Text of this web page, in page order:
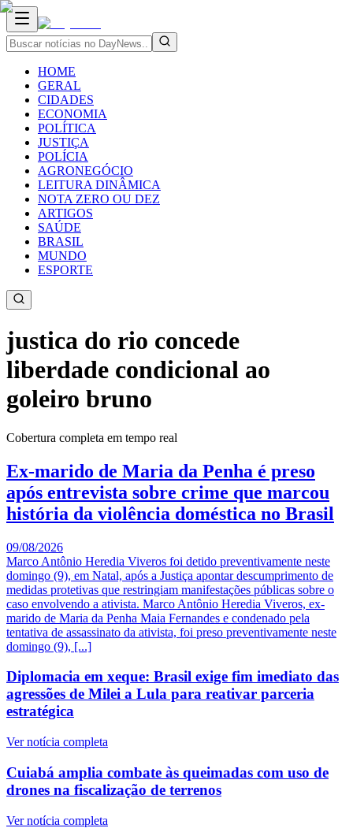
HOME
GERAL
CIDADES
ECONOMIA
POLÍTICA
JUSTIÇA
POLÍCIA
AGRONEGÓCIO
LEITURA DINÂMICA
NOTA ZERO OU DEZ
ARTIGOS
SAÚDE
BRASIL
MUNDO
ESPORTE
justica do rio concede
liberdade condicional ao
goleiro bruno
Cobertura completa em tempo real
Ex-marido de Maria da Penha é preso
após entrevista sobre crime que marcou
história da violência doméstica no Brasil
09/08/2026
Marco Antônio Heredia Viveros foi detido preventivamente neste
domingo (9), em Natal, após a Justiça apontar descumprimento de
medidas protetivas que restringiam manifestações públicas sobre o
caso envolvendo a ativista. Marco Antônio Heredia Viveros, ex-
marido de Maria da Penha Maia Fernandes e condenado pela
tentativa de assassinato da ativista, foi preso preventivamente neste
domingo (9), [...]
Diplomacia em xeque: Brasil exige fim imediato das
agressões de Milei a Lula para reativar parceria
estratégica
Ver notícia completa
Cuiabá amplia combate às queimadas com uso de
drones na fiscalização de terrenos
Ver notícia completa